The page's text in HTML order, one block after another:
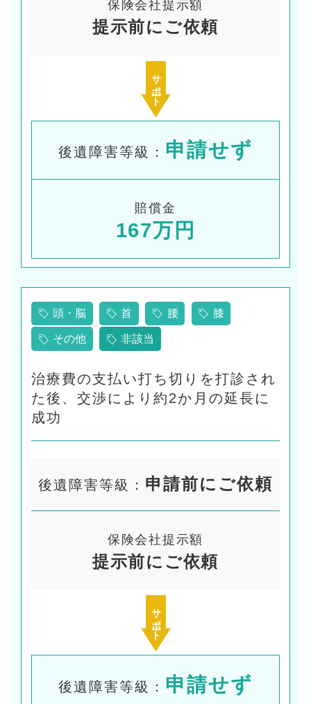
保険会社提示額
提示前にご依頼
サポート
後遺障害等級： 申請せず
賠償金
167万円
頭・脳 首 腰 膝
その他 非該当
治療費の支払い打ち切りを打診され
た後、交渉により約2か月の延長に
成功
後遺障害等級： 申請前にご依頼
保険会社提示額
提示前にご依頼
サポート
後遺障害等級： 申請せず